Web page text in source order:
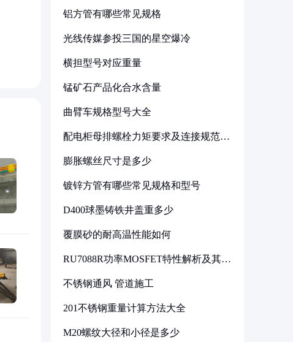
铝方管有哪些常见规格
光线传媒参投三国的星空爆冷
横担型号对应重量
锰矿石产品化合水含量
曲臂车规格型号大全
配电柜母排螺栓力矩要求及连接规范详
膨胀螺丝尺寸是多少
镀锌方管有哪些常见规格和型号
D400球墨铸铁井盖重多少
覆膜砂的耐高温性能如何
RU7088R功率MOSFET特性解析及其在
不锈钢通风 管道施工
201不锈钢重量计算方法大全
M20螺纹大径和小径是多少